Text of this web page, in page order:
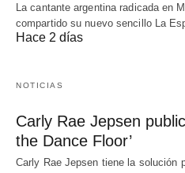
La cantante argentina radicada en
compartido su nuevo sencillo La
Hace 2 días
NOTICIAS
Carly Rae Jepsen
the Dance Floor’
Carly Rae Jepsen tiene la solución